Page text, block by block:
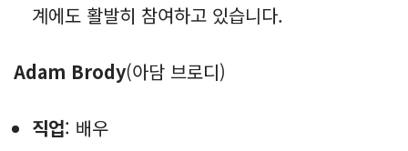
계에도 활발히 참여하고 있습니다.
Adam Brody(아담 브로디)
직업: 배우